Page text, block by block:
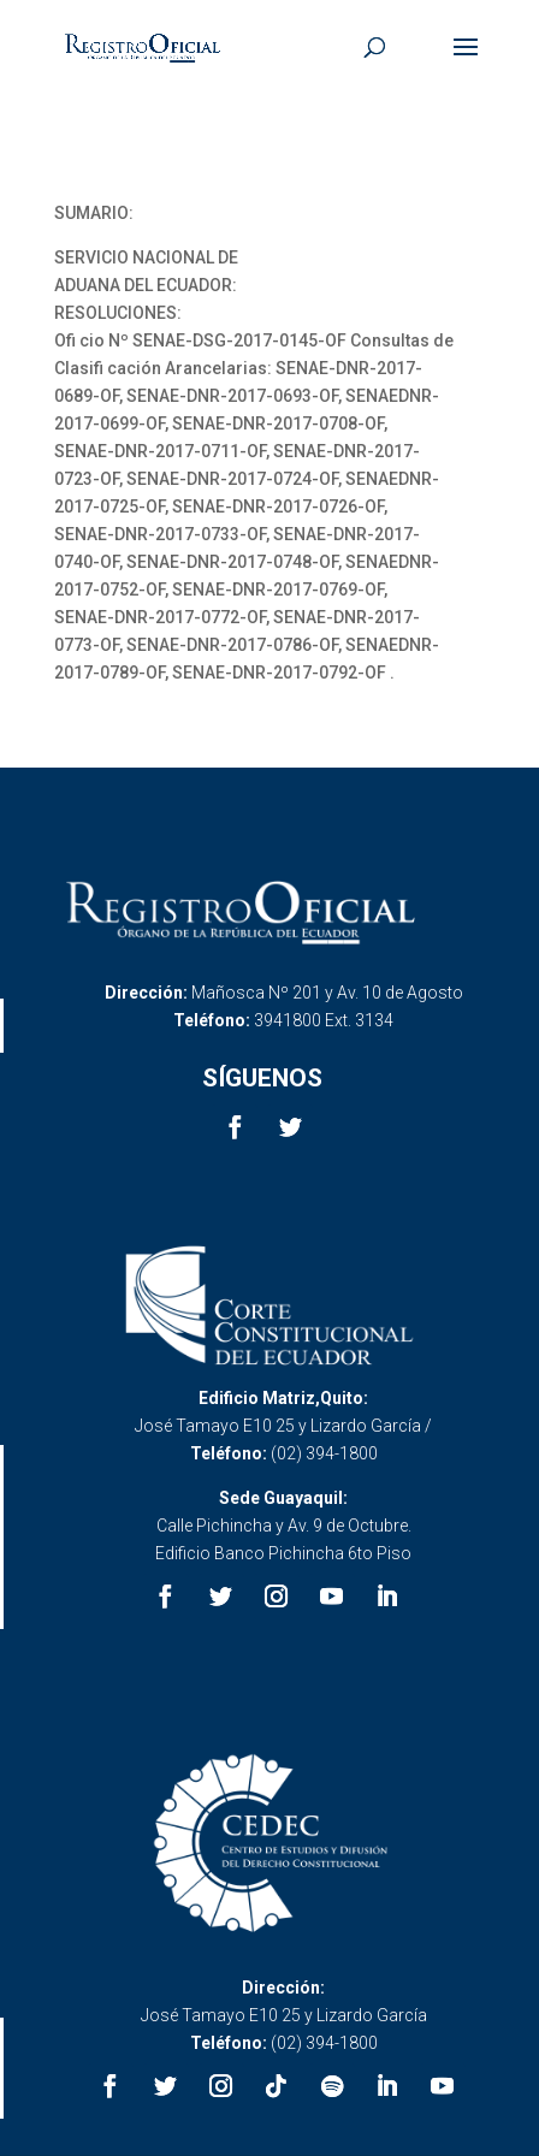
SUMARIO:
SERVICIO NACIONAL DE
ADUANA DEL ECUADOR:
RESOLUCIONES:
Ofi cio Nº SENAE-DSG-2017-0145-OF Consultas de
Clasifi cación Arancelarias: SENAE-DNR-2017-
0689-OF, SENAE-DNR-2017-0693-OF, SENAEDNR-
2017-0699-OF, SENAE-DNR-2017-0708-OF,
SENAE-DNR-2017-0711-OF, SENAE-DNR-2017-
0723-OF, SENAE-DNR-2017-0724-OF, SENAEDNR-
2017-0725-OF, SENAE-DNR-2017-0726-OF,
SENAE-DNR-2017-0733-OF, SENAE-DNR-2017-
0740-OF, SENAE-DNR-2017-0748-OF, SENAEDNR-
2017-0752-OF, SENAE-DNR-2017-0769-OF,
SENAE-DNR-2017-0772-OF, SENAE-DNR-2017-
0773-OF, SENAE-DNR-2017-0786-OF, SENAEDNR-
2017-0789-OF, SENAE-DNR-2017-0792-OF .
Dirección: Mañosca Nº 201 y Av. 10 de Agosto
Teléfono: 3941800 Ext. 3134
SÍGUENOS
Edificio Matriz,Quito:
José Tamayo E10 25 y Lizardo García /
Teléfono: (02) 394-1800
Sede Guayaquil:
Calle Pichincha y Av. 9 de Octubre.
Edificio Banco Pichincha 6to Piso
Dirección:
José Tamayo E10 25 y Lizardo García
Teléfono: (02) 394-1800